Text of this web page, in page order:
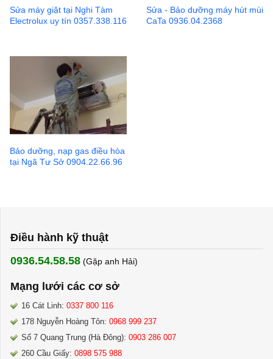
Sửa máy giặt tại Nghi Tàm
Electrolux uy tín 0357.338.116
Sửa - Bảo dưỡng máy hút mùi
CaTa 0936.04.2368
Bảo dưỡng, nạp gas điều hòa
tại Ngã Tư Sở 0904.22.66.96
Điều hành kỹ thuật
0936.54.58.58 (Gặp anh Hải) ​
Mạng lưới các cơ sở
16 Cát Linh: 0337 800 116
178 Nguyễn Hoàng Tôn: 0968 999 237
Số 7 Quang Trung (Hà Đông): 0903 286 007
260 Cầu Giấy: 0898 575 988